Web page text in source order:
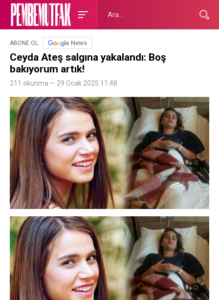
ABONE OL News
Ceyda Ateş salgına yakalandı: Boş
bakıyorum artık!
211 okunma — 29 Ocak 2025 11:48